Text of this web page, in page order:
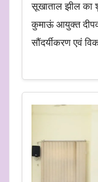
सूखाताल झील का
कुमाऊं आयुक्त
सौंदर्यीकरण एवं